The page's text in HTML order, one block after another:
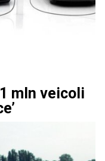
mln veicoli